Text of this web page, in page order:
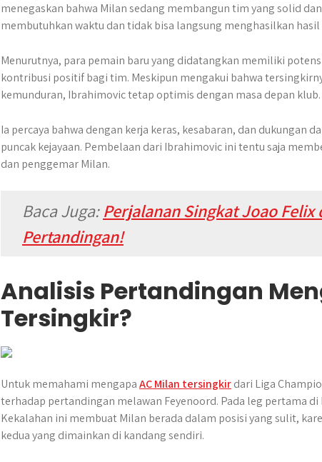
menegaskan bahwa Milan sedang membangun tim yang solid
membutuhkan waktu dan tidak bisa langsung menghasilkan hasil
Menurutnya, para pemain baru yang didatangkan memiliki
kontribusi positif bagi tim. Meskipun mengakui bahwa
kemunduran, Ibrahimovic tetap optimis dengan masa depan klub.
Ia percaya bahwa dengan kerja keras, kesabaran, dan dukungan
puncak kejayaan. Pembelaan dari Ibrahimovic ini tentu saja
dan penggemar Milan.
Baca Juga:Perjalanan Singkat Joao Felix
Pertandingan!
Analisis Pertandingan
Tersingkir?
Untuk memahami mengapaAC Milan tersingkirdari Liga
terhadap pertandingan melawan Feyenoord. Pada leg pertama
Kekalahan ini membuat Milan berada dalam posisi yang sulit,
kedua yang dimainkan di kandang sendiri.